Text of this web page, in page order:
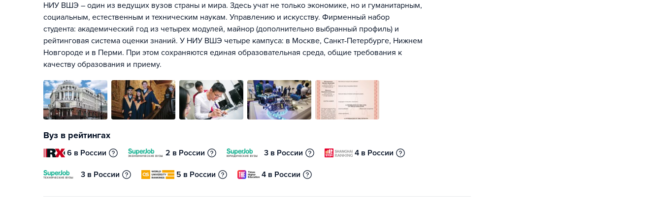
НИУ ВШЭ – один из ведущих вузов страны и мира. Здесь учат не только экономике, но и гуманитарным,
социальным, естественным и техническим наукам. Управлению и искусству. Фирменный набор
студента: академический год из четырех модулей, майнор (дополнительно выбранный профиль) и
рейтинговая система оценки знаний. У НИУ ВШЭ четыре кампуса: в Москве, Санкт-Петербурге, Нижнем
Новгороде и в Перми. При этом сохраняются единая образовательная среда, общие требования к
качеству образования и приему.
Вуз в рейтингах
6 в России 2 в России 3 в России 4 в России
3 в России 5 в России 4 в России